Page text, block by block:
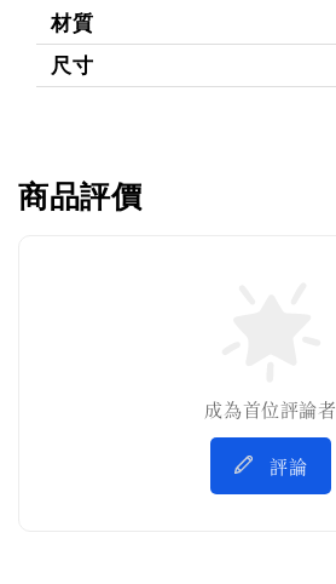
材質
尺寸
商品評價
成為首位評論者
評論